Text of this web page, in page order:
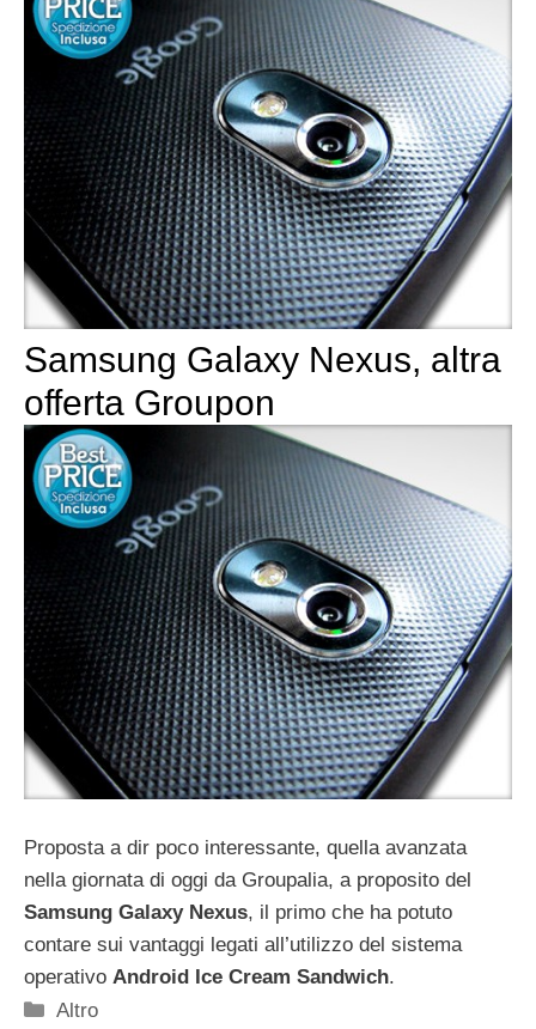
Samsung Galaxy Nexus, altra
offerta Groupon
Proposta a dir poco interessante, quella avanzata
nella giornata di oggi da Groupalia, a proposito del
Samsung Galaxy Nexus, il primo che ha potuto
contare sui vantaggi legati all’utilizzo del sistema
operativo Android Ice Cream Sandwich.
Categorie
Altro